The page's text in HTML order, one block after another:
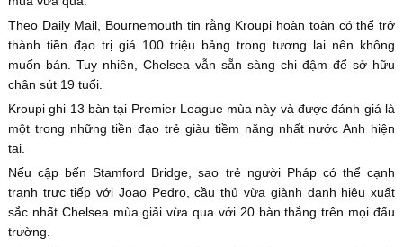
Theo Daily Mail, Bournemouth tin rằng Kroupi hoàn toàn có thể trở
thành tiền đạo trị giá 100 triệu bảng trong tương lai nên không
muốn bán. Tuy nhiên, Chelsea vẫn sẵn sàng chi đậm để sở hữu
chân sút 19 tuổi.
Kroupi ghi 13 bàn tại Premier League mùa này và được đánh giá là
một trong những tiền đạo trẻ giàu tiềm năng nhất nước Anh hiện
tại.
Nếu cập bến Stamford Bridge, sao trẻ người Pháp có thể cạnh
tranh trực tiếp với Joao Pedro, cầu thủ vừa giành danh hiệu xuất
sắc nhất Chelsea mùa giải vừa qua với 20 bàn thắng trên mọi đấu
trường.